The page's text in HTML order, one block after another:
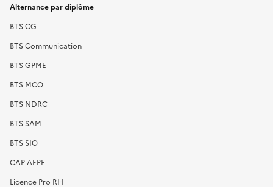
Alternance par diplôme
BTS CG
BTS Communication
BTS GPME
BTS MCO
BTS NDRC
BTS SAM
BTS SIO
CAP AEPE
Licence Pro RH